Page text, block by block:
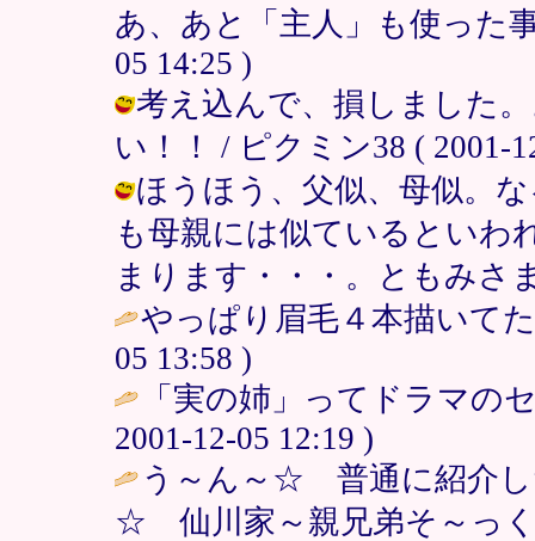
あ、あと「主人」も使った
05 14:25 )
考え込んで、損しました
い！！ / ピクミン38 ( 2001-
ほうほう、父似、母似。
も母親には似ているといわ
まります・・・。ともみさ
やっぱり眉毛４本描いて
05 13:58 )
「実の姉」ってドラマの
2001-12-05 12:19 )
う～ん～☆ 普通に紹介し
☆ 仙川家～親兄弟そ～っく